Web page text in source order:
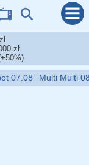
zł
Multi Multi 08.08